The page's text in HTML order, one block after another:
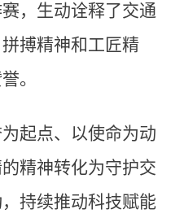
，生动诠释了交通
搏精神和工匠精
。
起点、以使命为动
精神转化为守护交
持续推动科技赋能